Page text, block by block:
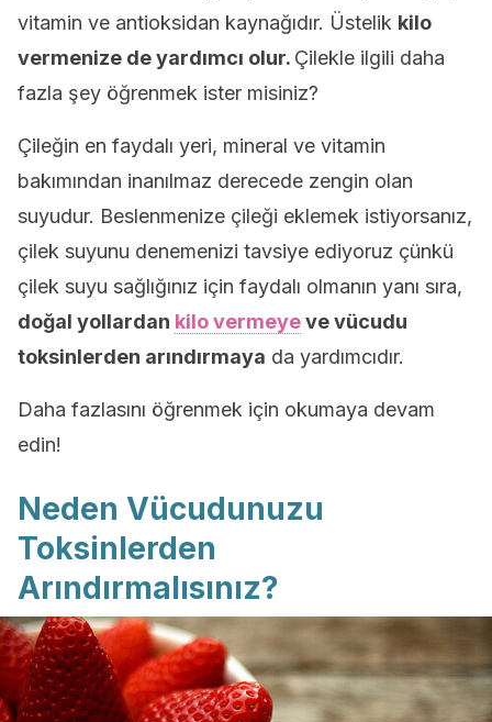
vitamin ve antioksidan kaynağıdır. Üstelik kilo
vermenize de yardımcı olur. Çilekle ilgili daha
fazla şey öğrenmek ister misiniz?
Çileğin en faydalı yeri, mineral ve vitamin
bakımından inanılmaz derecede zengin olan
suyudur. Beslenmenize çileği eklemek istiyorsanız,
çilek suyunu denemenizi tavsiye ediyoruz çünkü
çilek suyu sağlığınız için faydalı olmanın yanı sıra,
doğal yollardan kilo vermeyevevücudu
toksinlerden arındırmaya da yardımcıdır.
Daha fazlasını öğrenmek için okumaya devam
edin!
Neden Vücudunuzu
Toksinlerden
Arındırmalısınız?